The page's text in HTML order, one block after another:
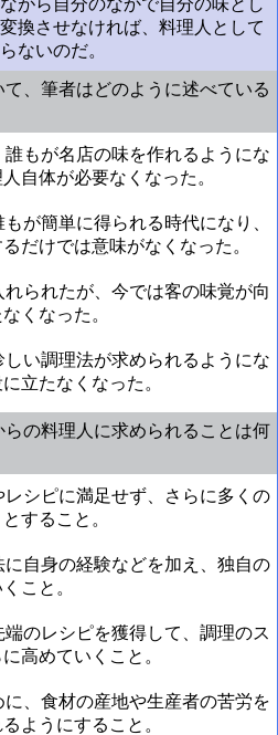
換させなければ、料理人として
ないのだ。
、筆者はどのように述べている
もが名店の味を作れるようにな
自体が必要なくなった。
が簡単に得られる時代になり、
だけでは意味がなくなった。
られたが、今では客の味覚が向
くなった。
い調理法が求められるようにな
立たなくなった。
の料理人に求められることは何
シピに満足せず、さらに多くの
すること。
自身の経験などを加え、独自の
こと。
のレシピを獲得して、調理のス
高めていくこと。
、食材の産地や生産者の苦労を
ようにすること。